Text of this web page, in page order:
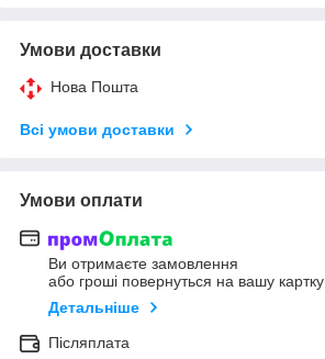
Умови доставки
Нова Пошта
Всі умови доставки
Умови оплати
Ви отримаєте замовлення
або гроші повернуться на вашу картку
Детальніше
Післяплата